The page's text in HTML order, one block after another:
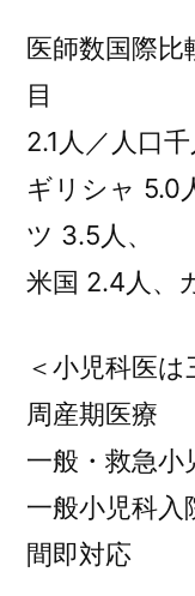
医師数国際
目
2.1人／人口
ギリシャ 5.0
ツ 3.5人、
米国 2.4人、
＜小児科医
周産期医療
一般・救急小
一般小児
間即対応